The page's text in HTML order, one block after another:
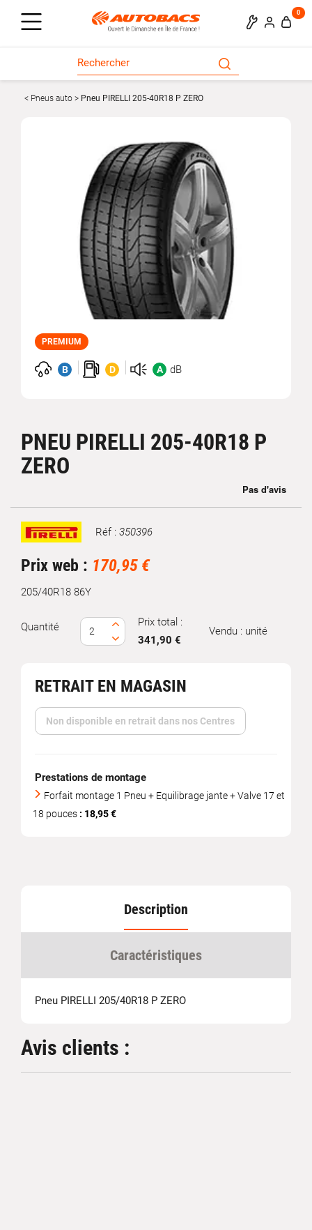
0
Pneus auto Pneu PIRELLI 205-40R18 P ZERO
PNEU PIRELLI 205-40R18 P
ZERO
PREMIUM
B D A dB
Marque Réf : 350396
Prix web : 170,95 €
205/40R18 86Y
Quantité
Prix total :
341,90 €
Vendu : unité
RETRAIT EN MAGASIN
Non disponible en retrait dans nos Centres
Prestations de montage
Forfait montage 1 Pneu + Equilibrage jante + Valve 17 et
18 pouces : 18,95 €
Description
Caractéristiques
Pneu PIRELLI 205/40R18 P ZERO
Avis clients :